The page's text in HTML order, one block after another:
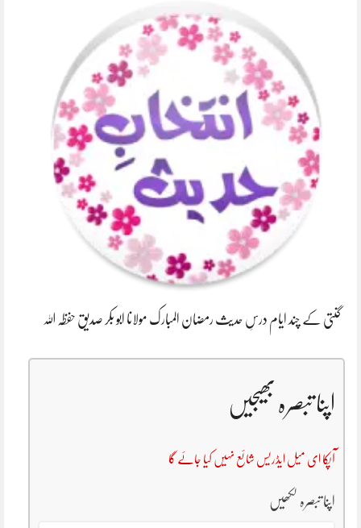
گنتی کے چند ایام درسِ حدیث رمضان المبارک مولانا ابو بکر صدیق حفظہ اللہ
اپنا تبصرہ بھیجیں
آپکا ای میل ایڈریس شائع نہیں کیا جائے گا
اپنا تبصرہ لکھیں